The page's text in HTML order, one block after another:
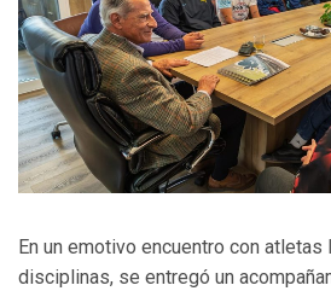
En un emotivo encuentro con
disciplinas, se entregó un